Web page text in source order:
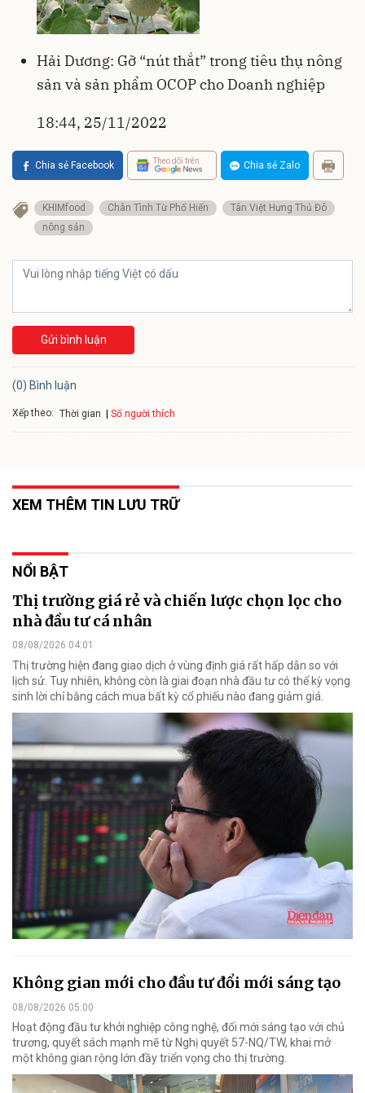
Hải Dương: Gỡ “nút thắt” trong tiêu thụ nông
sản và sản phẩm OCOP cho Doanh nghiệp
18:44, 25/11/2022
Chia sẻ Facebook Theo dõi trên Chia sẻ Zalo
KHIMfood Chân Tình Từ Phố Hiến
Tân Việt Hưng Thủ Đô
nông sản
Gửi bình luận
(0) Bình luận
Xếp theo: Thời gian Số người thích
XEM THÊM TIN LƯU TRỮ
NỔI BẬT
Thị trường giá rẻ và chiến lược chọn lọc cho
nhà đầu tư cá nhân
08/08/2026 04:01
Thị trường hiện đang giao dịch ở vùng định giá rất hấp dẫn so với
lịch sử. Tuy nhiên, không còn là giai đoạn nhà đầu tư có thể kỳ vọng
sinh lời chỉ bằng cách mua bất kỳ cổ phiếu nào đang giảm giá.
Không gian mới cho đầu tư đổi mới sáng tạo
08/08/2026 05:00
Hoạt động đầu tư khởi nghiệp công nghệ, đổi mới sáng tạo với chủ
trương, quyết sách mạnh mẽ từ Nghị quyết 57-NQ/TW, khai mở
một không gian rộng lớn đầy triển vọng cho thị trường.